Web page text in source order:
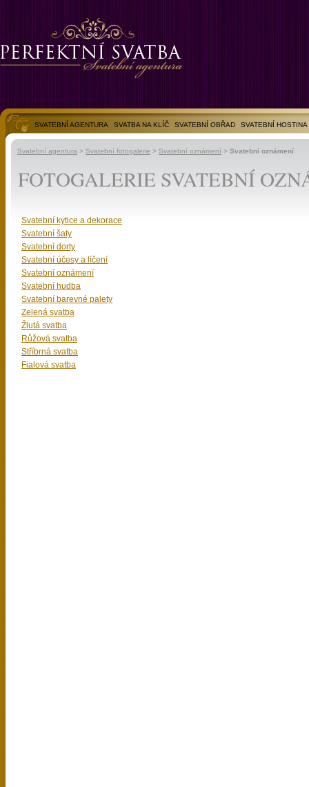
SVATEBNÍ AGENTURA SVATBA NA KLÍČ SVATEBNÍ OBŘAD
SVATEBNÍ HOSTINA
SVATEBNÍ FOTOGALERIE
Svatební agentura > Svatební fotogalerie > Svatební oznámení > Svatební oznámení
FOTOGALERIE SVATEBNÍ
Svatební kytice a dekorace
Svatební šaty
Svatební dorty
Svatební účesy a líčení
Svatební oznámení
Svatební hudba
Svatební barevné palety
Zelená svatba
Žlutá svatba
Růžová svatba
Stříbrná svatba
Fialová svatba